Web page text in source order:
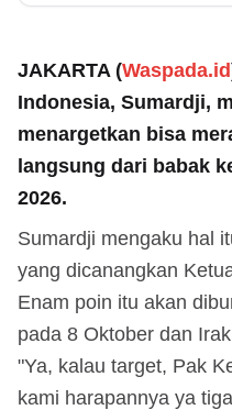
JAKARTA (Waspada.id
Indonesia, Sumardji,
menargetkan bisa
langsung dari babak
2026.
Sumardji mengaku hal
yang dicanangkan
Enam poin itu akan
pada 8 Oktober dan
"Ya, kalau target, Pak
kami harapannya ya